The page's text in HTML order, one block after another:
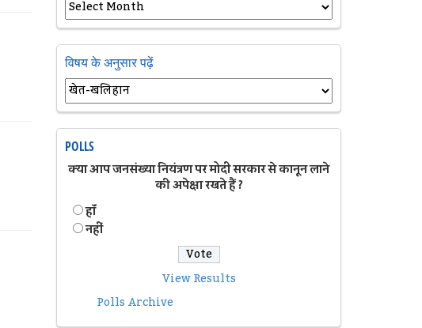
विषय के अनुसार पढ़ें
POLLS
क्या आप जनसंख्या नियंत्रण पर मोदी सरकार से कानून लाने
की अपेक्षा रखते हैं ?
हॉं
नहीं
View Results
Polls Archive